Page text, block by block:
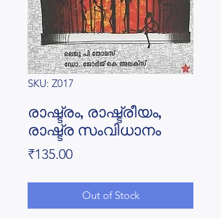
SKU: Z017
രാഷ്ട്രം, രാഷ്ട്രീയം,
രാഷ്ട്ര സംവിധാനം
₹135.00Price
Out of Stock